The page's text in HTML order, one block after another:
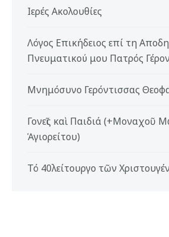
Ιερές Ακολουθίες
Λόγος Επικήδειος επί τη
Πνευματικού μου Πατρός
Μνημόσυνο Γερόντισσας
Γονεῖς καὶ Παιδιά (+Μοναχοῦ
Ἁγιορείτου)
Τό 40λείτουργο τῶν